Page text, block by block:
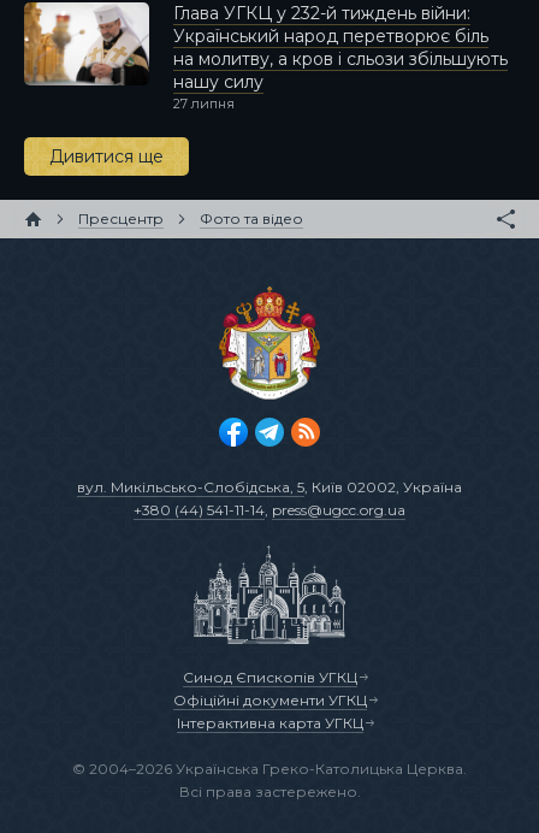
Глава УГКЦ у 232-й тиждень війни:
Український народ перетворює біль
на молитву, а кров і сльози збільшують
нашу силу
27 липня
Дивитися ще
Пресцентр Фото та відео
вул. Микільсько-Слобідська, 5, Київ 02002, Україна
+380 (44) 541-11-14, press@ugcc.org.ua
Синод Єпископів УГКЦ
Офіційні документи УГКЦ
Інтерактивна карта УГКЦ
© 2004–2026 Українська Греко-Католицька Церква.
Всі права застережено.